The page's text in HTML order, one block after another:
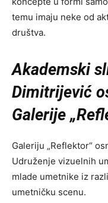
temu imaju neke od
društva.
Akademski
Dimitrijević
Galerije
Galeriju „Reflektor“
Udruženje vizuelnih
mlade umetnike iz
umetničku scenu.